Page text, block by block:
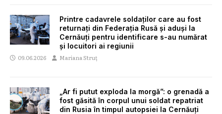
Printre cadavrele soldaților care au fost
returnați din Federația Rusă și aduși la
Cernăuți pentru identificare s-au numărat
și locuitori ai regiunii
09.06.2026 Mariana Struț
„Ar fi putut exploda la morgă”: o grenadă a
fost găsită în corpul unui soldat repatriat
din Rusia în timpul autopsiei la Cernăuți